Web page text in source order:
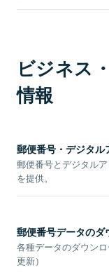
ビジネス
情報
郵便番号・デジタル
郵便番号とデジタル
を提供。
郵便番号データのダ
各種データのダウン
更新）